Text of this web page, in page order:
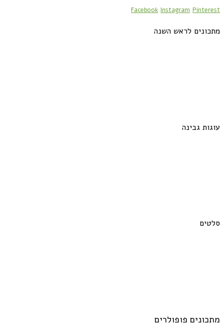
Facebook Instagram Pinterest
מתכונים לראש השנה
עוגות גבינה
סלטים
מתכונים פופולרים